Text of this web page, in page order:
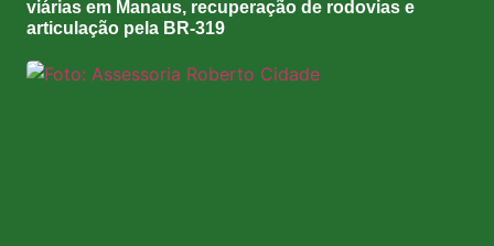
viárias em Manaus, recuperação de rodovias e
articulação pela BR-319